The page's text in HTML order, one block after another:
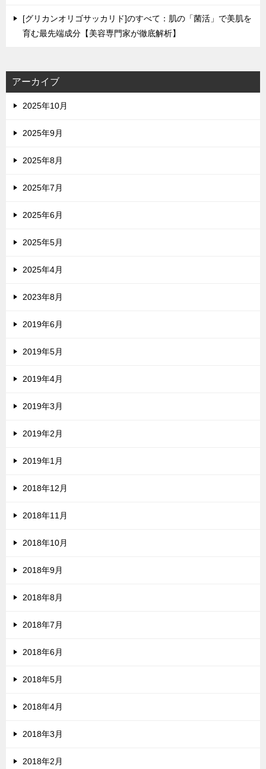
[グリカンオリゴサッカリド]のすべて：肌の「菌活」で美肌を
育む最先端成分【美容専門家が徹底解析】
アーカイブ
2025年10月
2025年9月
2025年8月
2025年7月
2025年6月
2025年5月
2025年4月
2023年8月
2019年6月
2019年5月
2019年4月
2019年3月
2019年2月
2019年1月
2018年12月
2018年11月
2018年10月
2018年9月
2018年8月
2018年7月
2018年6月
2018年5月
2018年4月
2018年3月
2018年2月